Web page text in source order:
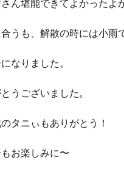
ん堪能できてよかったよ
うも、解散の時には小雨
なりました。
うございました。
タニぃもありがとう！
お楽しみに〜